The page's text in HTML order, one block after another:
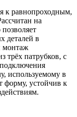
к равнопроходным,
на
деталей в
монтаж
трёх патрубков, с
используемому в
форму, устойчив к